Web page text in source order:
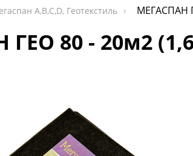
А,В,С,D, Геотекстиль МЕГАСПАН
ГЕО 80 - 20м2